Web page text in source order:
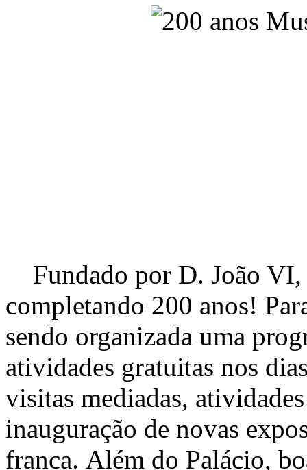
Fundado por D. João VI,
completando 200 anos!
sendo organizada uma
atividades gratuitas nos
visitas mediadas,
inauguração de novas
franca. Além do Palácio,